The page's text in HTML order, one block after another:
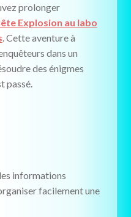
prolonger
Explosion au labo
. Cette aventure à
dans un
des énigmes
passé.
informations
facilement une